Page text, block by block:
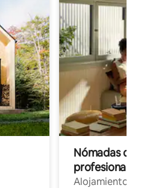
Nómadas
Alojamientos